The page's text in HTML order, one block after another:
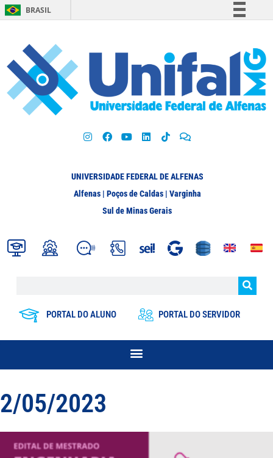
BRASIL
Participe
Acesso à informação
Legislação
UNIVERSIDADE FEDERAL DE ALFENAS
Alfenas | Poços de Caldas | Varginha
Sul de Minas Gerais
PORTAL DO ALUNO PORTAL DO SERVIDOR
2/05/2023